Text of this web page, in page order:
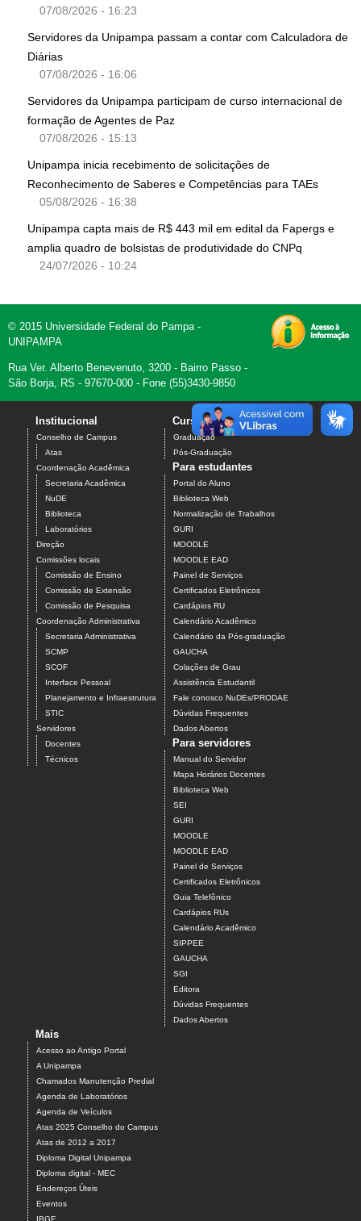
07/08/2026 - 16:23
Servidores da Unipampa passam a contar com Calculadora de
Diárias
07/08/2026 - 16:06
Servidores da Unipampa participam de curso internacional de
formação de Agentes de Paz
07/08/2026 - 15:13
Unipampa inicia recebimento de solicitações de
Reconhecimento de Saberes e Competências para TAEs
05/08/2026 - 16:38
Unipampa capta mais de R$ 443 mil em edital da Fapergs e
amplia quadro de bolsistas de produtividade do CNPq
24/07/2026 - 10:24
© 2015 Universidade Federal do Pampa -
UNIPAMPA
Rua Ver. Alberto Benevenuto, 3200 - Bairro Passo -
São Borja, RS - 97670-000 - Fone (55)3430-9850
Institucional
Conselho de Campus
Atas
Coordenação Acadêmica
Secretaria Acadêmica
NuDE
Biblioteca
Laboratórios
Direção
Comissões locais
Comissão de Ensino
Comissão de Extensão
Comissão de Pesquisa
Coordenação Administrativa
Secretaria Administrativa
SCMP
SCOF
Interface Pessoal
Planejamento e Infraestrutura
STIC
Servidores
Docentes
Técnicos
Cursos
Graduação
Pós-Graduação
Contato
Para estudantes
Portal do Aluno
Biblioteca Web
Normalização de Trabalhos
GURI
MOODLE
MOODLE EAD
Painel de Serviços
Certificados Eletrônicos
Cardápios RU
Calendário Acadêmico
Calendário da Pós-graduação
GAUCHA
Colações de Grau
Assistência Estudantil
Fale conosco NuDEs/PRODAE
Dúvidas Frequentes
Dados Abertos
Para servidores
Manual do Servidor
Mapa Horários Docentes
Biblioteca Web
SEI
GURI
MOODLE
MOODLE EAD
Painel de Serviços
Certificados Eletrônicos
Guia Telefônico
Cardápios RUs
Calendário Acadêmico
SIPPEE
GAUCHA
SGI
Editora
Dúvidas Frequentes
Dados Abertos
Mais
Acesso ao Antigo Portal
A Unipampa
Chamados Manutenção Predial
Agenda de Laboratórios
Agenda de Veículos
Atas 2025 Conselho do Campus
Atas de 2012 a 2017
Diploma Digital Unipampa
Diploma digital - MEC
Endereços Úteis
Eventos
IBGE